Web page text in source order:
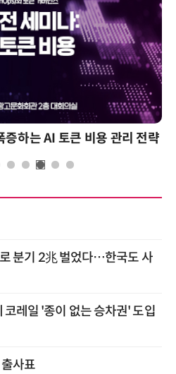
하는 AI 토큰 비용 관리 전략
분기 2兆 벌었다…한국도 사
코레일 '종이 없는 승차권' 도입
사표